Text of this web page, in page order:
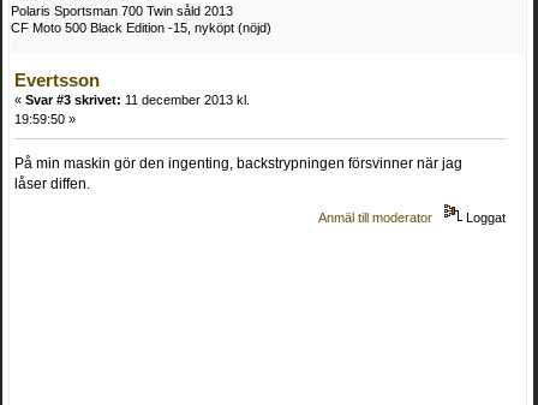
Polaris Sportsman 700 Twin såld 2013
CF Moto 500 Black Edition -15, nyköpt (nöjd)
Evertsson
« Svar #3 skrivet: 11 december 2013 kl.
19:59:50 »
På min maskin gör den ingenting, backstrypningen försvinner när jag
låser diffen.
Anmäl till moderator Loggat